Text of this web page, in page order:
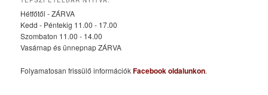
Hétfőtől - ZÁRVA
Kedd - Péntekig 11.00 - 17.00
Szombaton 11.00 - 14.00
Vasárnap és ünnepnap ZÁRVA
Folyamatosan frissülő információkFacebook oldalunkon.